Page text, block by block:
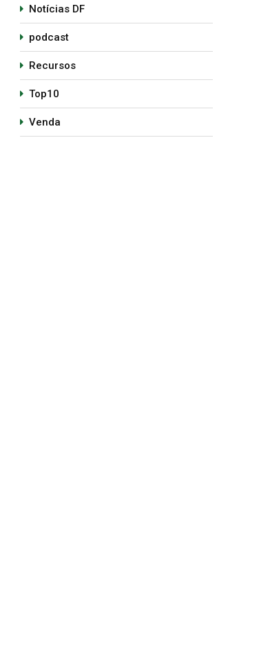
Notícias DF
podcast
Recursos
Top10
Venda